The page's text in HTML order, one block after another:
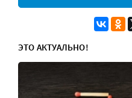
ЭТО АКТУАЛЬНО!